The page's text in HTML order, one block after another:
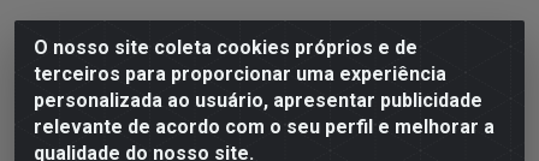
O nosso site coleta cookies próprios e de
terceiros para proporcionar uma experiência
personalizada ao usuário, apresentar publicidade
relevante de acordo com o seu perfil e melhorar a
qualidade do nosso site.
Nordil Distribuidora - Avenida Liberdade, 2738, Bloco F -
Sesi - Bayeux/PB - CEP 58.111-400 - CNPJ
03.775.813/0001-41